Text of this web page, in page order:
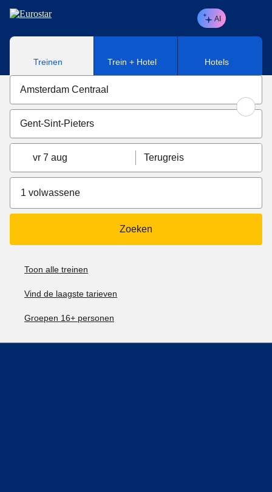
Naar hoofdinhoud
AI
Treinen Trein + Hotel Hotels
vr 7 aug Terugreis
1 volwassene
Zoeken
Toon alle treinen
Vind de laagste tarieven
Groepen 16+ personen